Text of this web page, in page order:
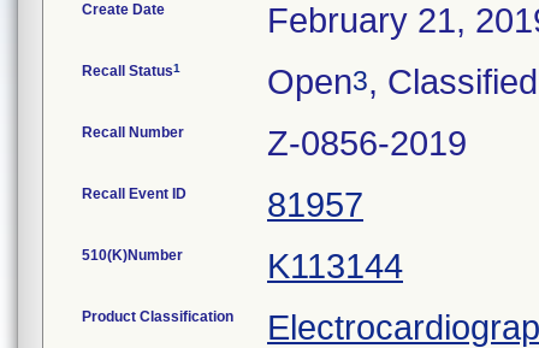
Create Date February 21,
Recall Status1 Open3, Classified
Recall Number Z-0856-2019
Recall Event ID 81957
510(K)Number K113144
Product Classification